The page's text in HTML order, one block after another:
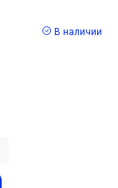
В наличии